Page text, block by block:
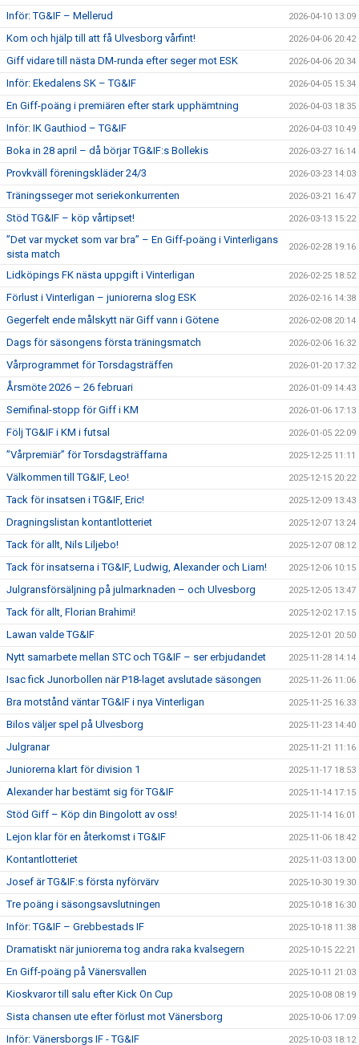
Inför: TG&IF – Mellerud 2026-04-10 13:09
Kom och hjälp till att få Ulvesborg vårfint! 2026-04-06 20:42
Giff vidare till nästa DM-runda efter seger mot ESK 2026-04-06 20:34
Inför: Ekedalens SK – TG&IF 2026-04-05 15:34
En Giff-poäng i premiären efter stark upphämtning 2026-04-03 18:35
Inför: IK Gauthiod – TG&IF 2026-04-03 10:49
Boka in 28 april – då börjar TG&IF:s Bollekis 2026-03-27 16:14
Provkväll föreningskläder 24/3 2026-03-23 14:03
Träningsseger mot seriekonkurrenten 2026-03-21 16:47
Stöd TG&IF – köp vårtipset! 2026-03-13 15:22
”Det var mycket som var bra” – En Giff-poäng i Vinterligans
sista match
2026-02-28 19:16
Lidköpings FK nästa uppgift i Vinterligan 2026-02-25 18:52
Förlust i Vinterligan – juniorerna slog ESK 2026-02-16 14:38
Gegerfelt ende målskytt när Giff vann i Götene 2026-02-08 20:14
Dags för säsongens första träningsmatch 2026-02-06 16:32
Vårprogrammet för Torsdagsträffen 2026-01-20 17:32
Årsmöte 2026 – 26 februari 2026-01-09 14:43
Semifinal-stopp för Giff i KM 2026-01-06 17:13
Följ TG&IF i KM i futsal 2026-01-05 22:09
”Vårpremiär” för Torsdagsträffarna 2025-12-25 11:11
Välkommen till TG&IF, Leo! 2025-12-15 20:22
Tack för insatsen i TG&IF, Eric! 2025-12-09 13:43
Dragningslistan kontantlotteriet 2025-12-07 13:24
Tack för allt, Nils Liljebo! 2025-12-07 08:12
Tack för insatserna i TG&IF, Ludwig, Alexander och Liam! 2025-12-06 10:15
Julgransförsäljning på julmarknaden – och Ulvesborg 2025-12-05 13:47
Tack för allt, Florian Brahimi! 2025-12-02 17:15
Lawan valde TG&IF 2025-12-01 20:50
Nytt samarbete mellan STC och TG&IF – ser erbjudandet 2025-11-28 14:14
Isac fick Junorbollen när P18-laget avslutade säsongen 2025-11-26 11:06
Bra motstånd väntar TG&IF i nya Vinterligan 2025-11-25 16:33
Bilos väljer spel på Ulvesborg 2025-11-23 14:40
Julgranar 2025-11-21 11:16
Juniorerna klart för division 1 2025-11-17 18:53
Alexander har bestämt sig för TG&IF 2025-11-14 17:15
Stöd Giff – Köp din Bingolott av oss! 2025-11-14 16:01
Lejon klar för en återkomst i TG&IF 2025-11-06 18:42
Kontantlotteriet 2025-11-03 13:00
Josef är TG&IF:s första nyförvärv 2025-10-30 19:30
Tre poäng i säsongsavslutningen 2025-10-18 16:30
Inför: TG&IF – Grebbestads IF 2025-10-18 11:38
Dramatiskt när juniorerna tog andra raka kvalsegern 2025-10-15 22:21
En Giff-poäng på Vänersvallen 2025-10-11 21:03
Kioskvaror till salu efter Kick On Cup 2025-10-08 08:19
Sista chansen ute efter förlust mot Vänersborg 2025-10-06 17:09
Inför: Vänersborgs IF - TG&IF 2025-10-03 18:12